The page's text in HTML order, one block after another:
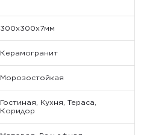
300х300х7мм
Керамогранит
Морозостойкая
Гостиная, Кухня, Тераса,
Коридор